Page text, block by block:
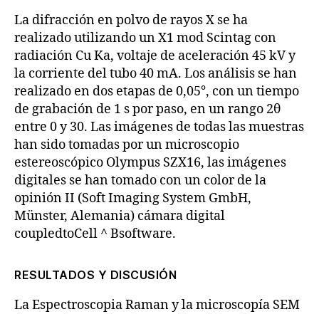
La difracción en polvo de rayos X se ha
realizado utilizando un X1 mod Scintag con
radiación Cu Ka, voltaje de aceleración 45 kV y
la corriente del tubo 40 mA. Los análisis se han
realizado en dos etapas de 0,05°, con un tiempo
de grabación de 1 s por paso, en un rango 2θ
entre 0 y 30. Las imágenes de todas las muestras
han sido tomadas por un microscopio
estereoscópico Olympus SZX16, las imágenes
digitales se han tomado con un color de la
opinión II (Soft Imaging System GmbH,
Münster, Alemania) cámara digital
coupledtoCell ^ Bsoftware.
RESULTADOS Y DISCUSIÓN
La Espectroscopia Raman y la microscopía SEM